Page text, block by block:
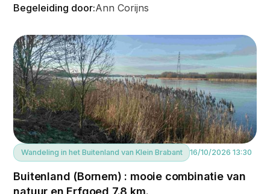
Begeleiding door:Ann Corijns
Wandeling in het Buitenland van Klein Brabant 16/10/2026 13:30
Buitenland (Bornem) : mooie combinatie van
natuur en Erfgoed 7.8 km.